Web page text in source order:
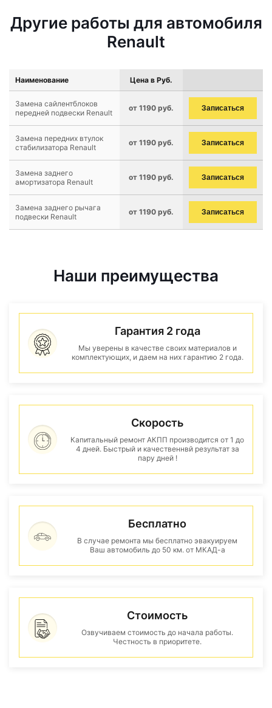
Другие работы для автомобиля
Renault
Наименование Цена в Руб.
Замена сайлентблоков
передней подвески Renault
от 1190 руб. Записаться
Замена передних втулок
стабилизатора Renault
от 1190 руб. Записаться
Замена заднего
амортизатора Renault
от 1190 руб. Записаться
Замена заднего рычага
подвески Renault
от 1190 руб. Записаться
Наши преимущества
Гарантия 2 года
Мы уверены в качестве своих материалов и
комплектующих, и даем на них гарантию 2 года.
Скорость
Капитальный ремонт АКПП производится от 1 до
4 дней. Быстрый и качественнвй результат за
пару дней !
Бесплатно
В случае ремонта мы бесплатно эвакуируем
Ваш автомобиль до 50 км. от МКАД-а
Стоимость
Озвучиваем стоимость до начала работы.
Честность в приоритете.